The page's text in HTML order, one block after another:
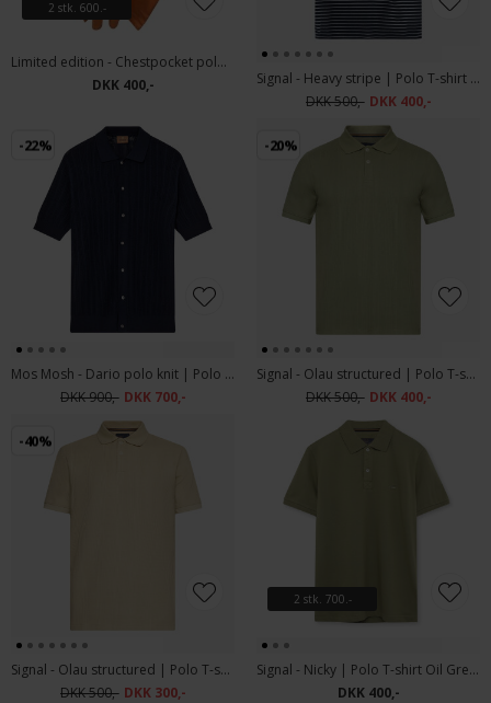
2 stk. 600.-
Limited edition - Chestpocket polo | Polo T-shirt Orange
DKK 400,-
Signal - Heavy stripe | Polo T-shirt Deep Marine
DKK 500,- DKK 400,-
-22%
Mos Mosh - Dario polo knit | Polo T-shirt Estate Blue
DKK 900,- DKK 700,-
-20%
Signal - Olau structured | Polo T-shirt Oil Green
DKK 500,- DKK 400,-
-40%
Signal - Olau structured | Polo T-shirt Warm Beige
DKK 500,- DKK 300,-
2 stk. 700.-
Signal - Nicky | Polo T-shirt Oil Green
DKK 400,-